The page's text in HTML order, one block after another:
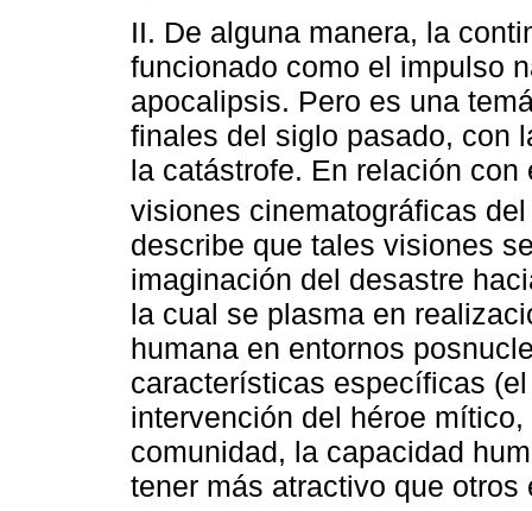
II. De alguna manera, la
funcionado como el impulso
apocalipsis. Pero es una
finales del siglo pasado, con
la catástrofe. En relación
visiones cinematográficas
describe que tales visiones
imaginación del desastre
la cual se plasma en
humana en entornos
características específicas
intervención del héroe
comunidad, la capacidad
tener más atractivo que